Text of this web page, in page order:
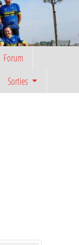
Forum
Sorties